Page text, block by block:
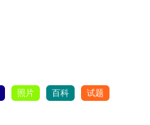
照片 百科 试题